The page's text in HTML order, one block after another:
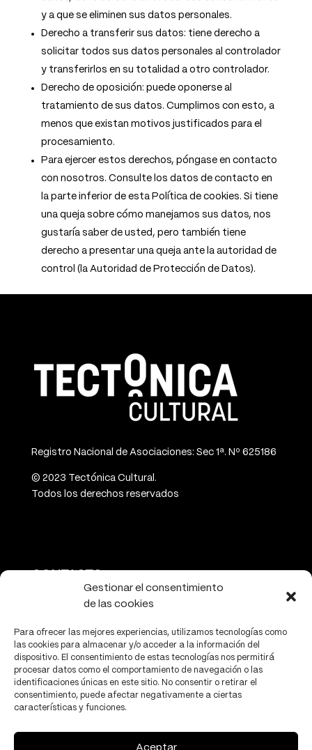
Gestionar el consentimiento
de las cookies
Para ofrecer las mejores experiencias, utilizamos tecnologías como
las cookies para almacenar y/o acceder a la información del
dispositivo. El consentimiento de estas tecnologías nos permitirá
procesar datos como el comportamiento de navegación o las
identificaciones únicas en este sitio. No consentir o retirar el
consentimiento, puede afectar negativamente a ciertas
características y funciones.
Aceptar
y a que se eliminen sus datos personales.
Derecho a transferir sus datos: tiene derecho a
solicitar todos sus datos personales al controlador
y transferirlos en su totalidad a otro controlador.
Derecho de oposición: puede oponerse al
tratamiento de sus datos. Cumplimos con esto, a
menos que existan motivos justificados para el
procesamiento.
Para ejercer estos derechos, póngase en contacto
con nosotros. Consulte los datos de contacto en
la parte inferior de esta Política de cookies. Si tiene
una queja sobre cómo manejamos sus datos, nos
gustaría saber de usted, pero también tiene
derecho a presentar una queja ante la autoridad de
control (la Autoridad de Protección de Datos).
Registro Nacional de Asociaciones: Sec 1ª. Nº 625186
© 2023 Tectónica Cultural.
Todos los derechos reservados
info@tectonicacultural.org
www.tectonicacultural.org
PRIVACIDAD